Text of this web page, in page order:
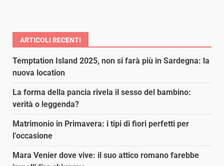
ARTICOLI RECENTI
Temptation Island 2025, non si farà più in Sardegna: la
nuova location
La forma della pancia rivela il sesso del bambino:
verità o leggenda?
Matrimonio in Primavera: i tipi di fiori perfetti per
l’occasione
Mara Venier dove vive: il suo attico romano farebbe